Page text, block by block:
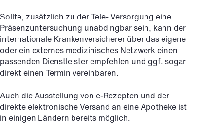
Sollte, zusätzlich zu der Tele- Versorgung eine
Präsenzuntersuchung unabdingbar sein, kann der
internationale Krankenversicherer über das eigene
oder ein externes medizinisches Netzwerk einen
passenden Dienstleister empfehlen und ggf. sogar
direkt einen Termin vereinbaren.
Auch die Ausstellung von e-Rezepten und der
direkte elektronische Versand an eine Apotheke ist
in einigen Ländern bereits möglich.